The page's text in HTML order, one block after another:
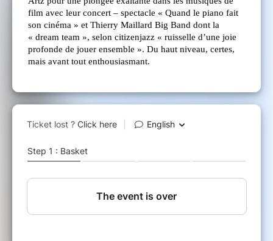
film avec leur concert – spectacle « Quand le piano fait
son cinéma » et Thierry Maillard Big Band dont la
« dream team », selon citizenjazz « ruisselle d’une joie
profonde de jouer ensemble ». Du haut niveau, certes,
mais avant tout enthousiasmant.